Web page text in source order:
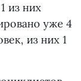
из них
уже 4
из них 1